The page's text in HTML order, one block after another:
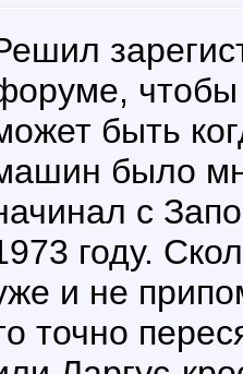
чтобы
быть
было
с
году.
и не
точно